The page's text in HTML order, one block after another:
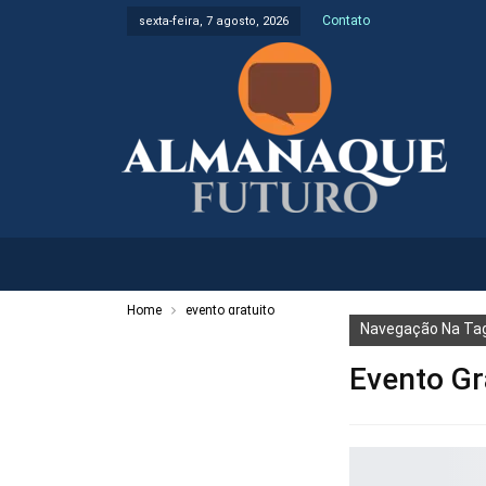
sexta-feira, 7 agosto, 2026 Contato
Home evento gratuito
Navegação Na
Evento